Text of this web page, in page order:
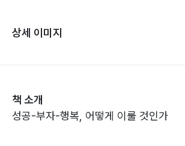
상세 이미지
책 소개
성공-부자-행복, 어떻게 이룰 것인가